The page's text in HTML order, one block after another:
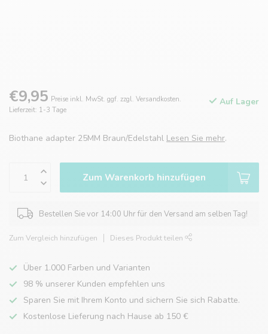
€9,95 Preise inkl. MwSt. ggf. zzgl. Versandkosten.
Lieferzeit: 1-3 Tage
Auf Lager
Biothane adapter 25MM Braun/Edelstahl Lesen Sie mehr.
Zum Warenkorb hinzufügen
Bestellen Sie vor 14:00 Uhr für den Versand am selben Tag!
Zum Vergleich hinzufügen Dieses Produkt teilen
Über 1.000 Farben und Varianten
98 % unserer Kunden empfehlen uns
Sparen Sie mit Ihrem Konto und sichern Sie sich Rabatte.
Kostenlose Lieferung nach Hause ab 150 €